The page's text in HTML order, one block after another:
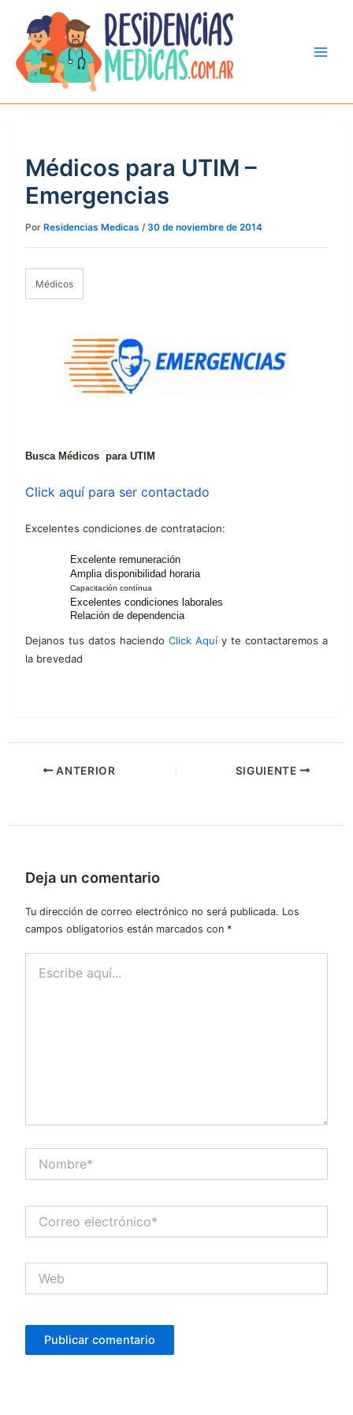
contenido
Médicos para UTIM –
Emergencias
Por Residencias Medicas /30 de noviembre de 2014
Médicos
Busca Médicos para UTIM
Click aquí para ser contactado
Excelentes condiciones de contratacion:
Excelente remuneración
Amplia disponibilidad horaria
Capacitación contínua
Excelentes condiciones laborales
Relación de dependencia
Dejanos tus datos haciendo Click Aquí y te contactaremos a
la brevedad
ANTERIOR SIGUIENTE
Deja un comentario
Tu dirección de correo electrónico no será publicada. Los
campos obligatorios están marcados con *
aquí...
electrónico*